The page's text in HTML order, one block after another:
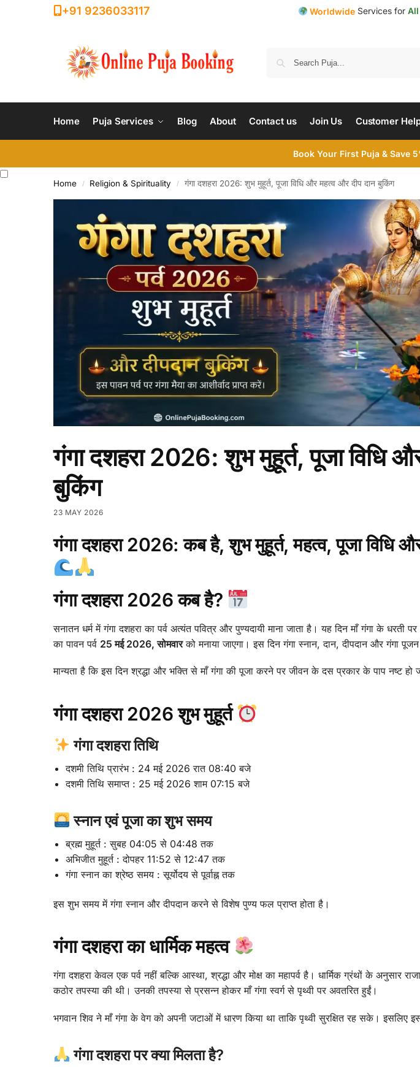
+91 9236033117 Worldwide Services for
Home Puja Services Blog About Contact us Join Us Customer
Book Your First Puja & Save
Home / Religion & Spirituality / गंगा दशहरा 2026: शुभ मुहूर्त, पूजा विधि और महत्व और दीप दान बुकिंग
गंगा दशहरा 2026: शुभ मुहूर्त, पूजा विधि
बुकिंग
23 MAY 2026
गंगा दशहरा 2026: कब है, शुभ मुहूर्त, महत्व, पूजा विधि
गंगा दशहरा 2026 कब है?
सनातन धर्म में गंगा दशहरा का पर्व अत्यंत पवित्र और पुण्यदायी माना जाता है। यह दिन माँ गंगा के धरती
का पावन पर्व 25 मई 2026, सोमवारको मनाया जाएगा। इस दिन गंगा स्नान, दान, दीपदान और गंगा पूजन
मान्यता है कि इस दिन श्रद्धा और भक्ति से माँ गंगा की पूजा करने पर जीवन के दस प्रकार के पाप नष्ट हो
गंगा दशहरा 2026 शुभ मुहूर्त
गंगा दशहरा तिथि
दशमी तिथि प्रारंभ : 24 मई 2026 रात 08:40 बजे
दशमी तिथि समाप्त : 25 मई 2026 शाम 07:15 बजे
स्नान एवं पूजा का शुभ समय
ब्रह्म मुहूर्त : सुबह 04:05 से 04:48 तक
अभिजीत मुहूर्त : दोपहर 11:52 से 12:47 तक
गंगा स्नान का श्रेष्ठ समय : सूर्योदय से पूर्वाह्न तक
इस शुभ समय में गंगा स्नान और दीपदान करने से विशेष पुण्य फल प्राप्त होता है।
गंगा दशहरा का धार्मिक महत्व
गंगा दशहरा केवल एक पर्व नहीं बल्कि आस्था, श्रद्धा और मोक्ष का महापर्व है। धार्मिक ग्रंथों के अनुसार
कठोर तपस्या की थी। उनकी तपस्या से प्रसन्न होकर माँ गंगा स्वर्ग से पृथ्वी पर अवतरित हुईं।
भगवान शिव ने माँ गंगा के वेग को अपनी जटाओं में धारण किया था ताकि पृथ्वी सुरक्षित रह सके। इसलिए
गंगा दशहरा पर क्या मिलता है?